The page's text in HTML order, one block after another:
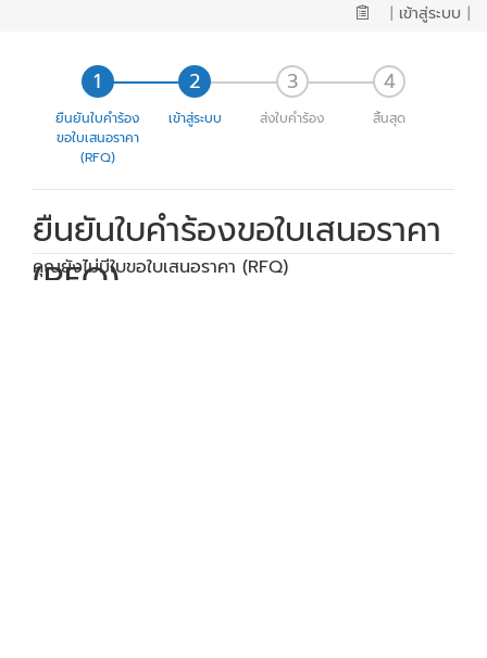
| เข้าสู่ระบบ |
ยืนยันใบคำร้อง
ขอใบเสนอราคา
(RFQ)
เข้าสู่ระบบ ส่งใบคำร้อง สิ้นสุด
ยืนยันใบคำร้องขอใบเสนอราคา
(RFQ)
คุณยังไม่มีใบขอใบเสนอราคา (RFQ)